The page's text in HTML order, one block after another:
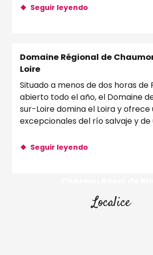
Seguir leyendo
Domaine Régional de
Loire
Situado a menos de dos horas de
abierto todo el año, el Domaine
sur-Loire domina el Loira y ofrece
excepcionales del río salvaje y de
Seguir leyendo
Seguir leyendo
Localice